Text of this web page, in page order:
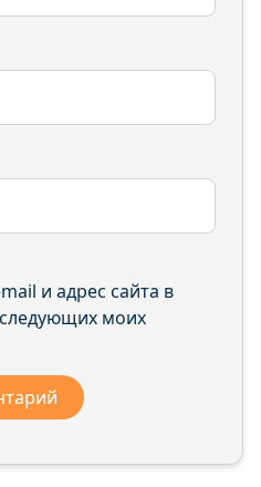
и адрес сайта в
моих